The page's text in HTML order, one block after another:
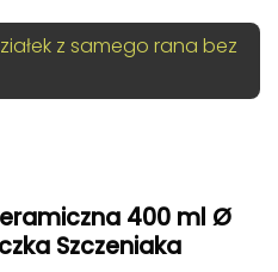
z samego rana bez
400 ml Ø
Szczeniaka